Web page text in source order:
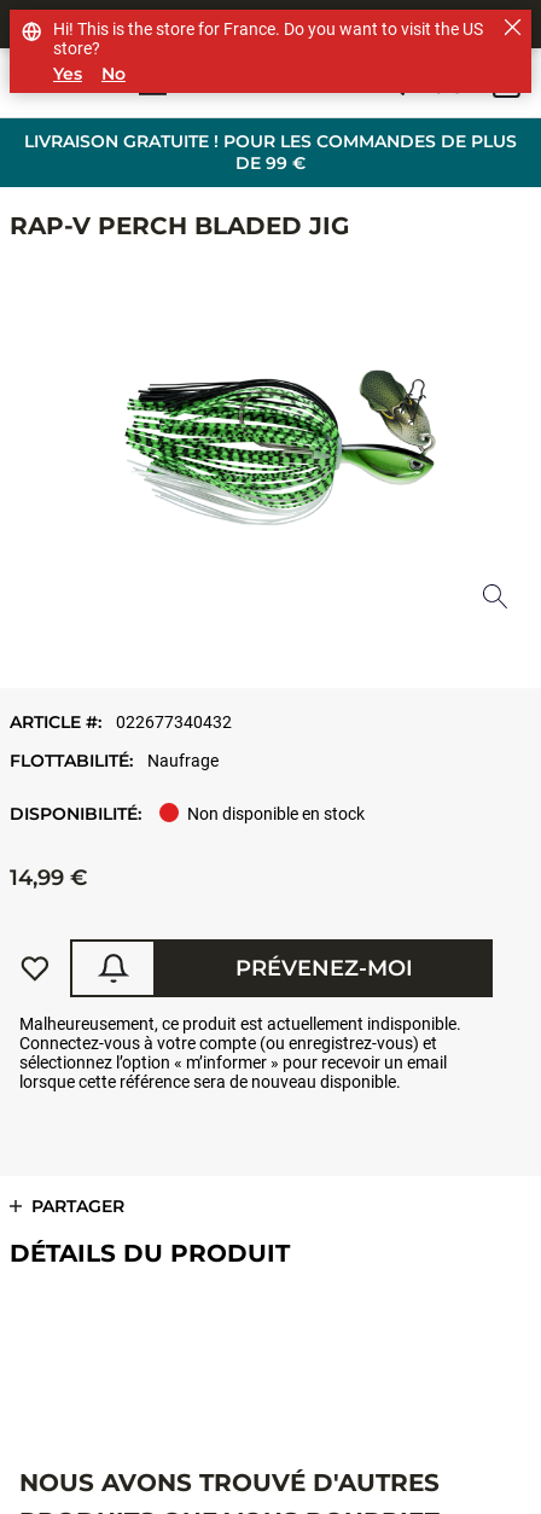
LIVRAISON GRATUITE ! POUR LES COMMANDES DE PLUS
DE 99 €
SHOP OTHER BRANDS
RAP-V PERCH BLADED JIG
ARTICLE #: 022677340432
FLOTTABILITÉ: Naufrage
DISPONIBILITÉ: Non disponible en stock
14,99 €
Malheureusement, ce produit est actuellement indisponible.
Connectez-vous à votre compte (ou enregistrez-vous) et
sélectionnez l’option « m’informer » pour recevoir un email
lorsque cette référence sera de nouveau disponible.
PRÉVENEZ-MOI
PARTAGER
DÉTAILS DU PRODUIT
Hi! This is the store for France. Do you want to visit the US
store?
Yes No